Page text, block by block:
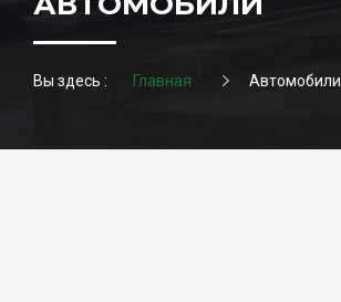
Вы здесь : Главная Автомобили